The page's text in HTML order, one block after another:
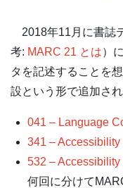
2018年11月に書誌
考: MARC 21 とは）
タを記述することを
設という形で追加され
041 – Language
341 – Accessibility
532 – Accessibility
何回に分けて